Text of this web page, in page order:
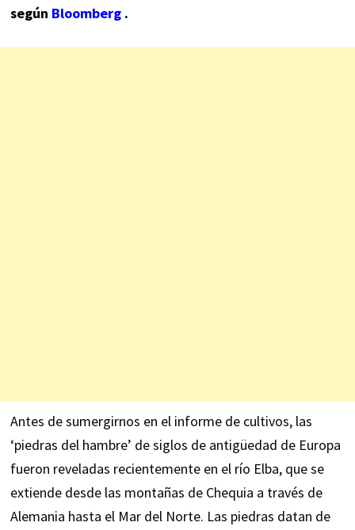
según Bloomberg .
Antes de sumergirnos en el informe de cultivos, las
‘piedras del hambre’ de siglos de antigüedad de Europa
fueron reveladas recientemente en el río Elba, que se
extiende desde las montañas de Chequia a través de
Alemania hasta el Mar del Norte. Las piedras datan de